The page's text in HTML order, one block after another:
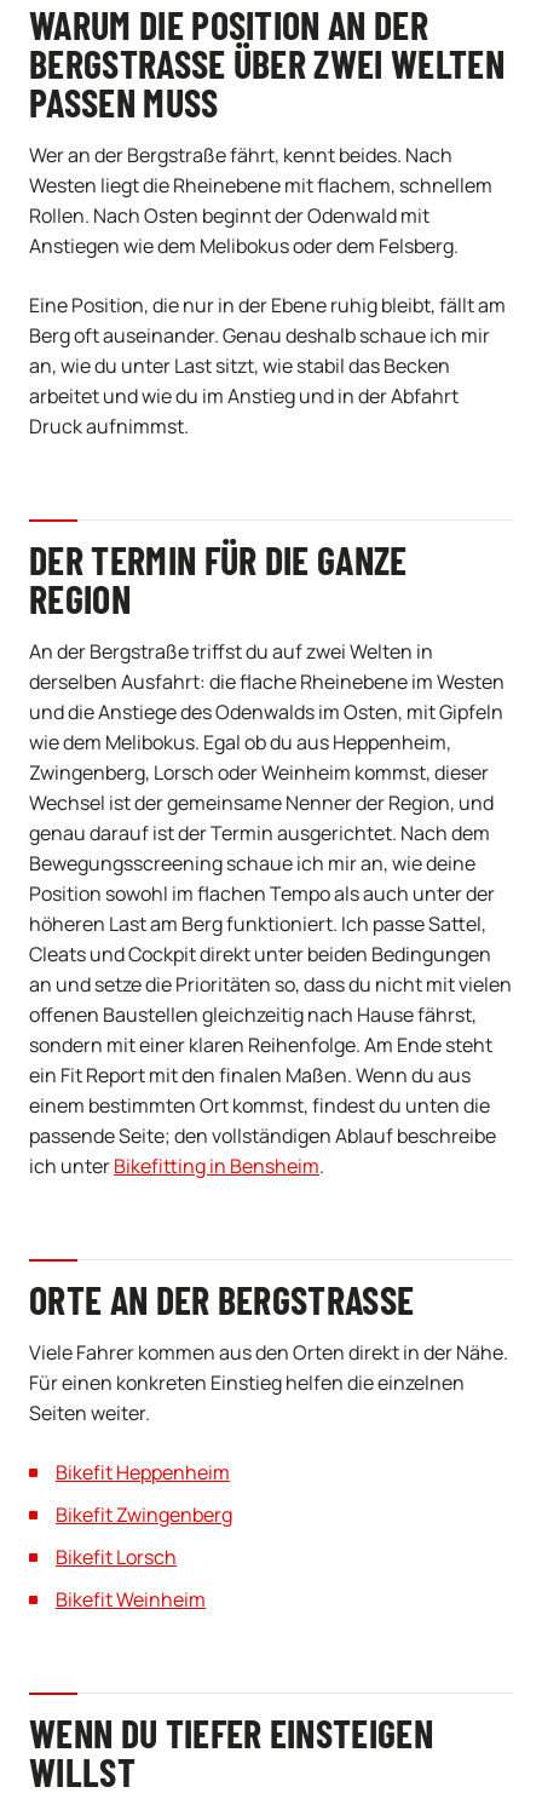
WARUM DIE POSITION AN DER
BERGSTRASSE ÜBER ZWEI WELTEN P
ASSEN MUSS
Wer an der Bergstraße fährt, kennt beides. Nach
Westen liegt die Rheinebene mit flachem, schnellem
Rollen. Nach Osten beginnt der Odenwald mit
Anstiegen wie dem Melibokus oder dem Felsberg.
Eine Position, die nur in der Ebene ruhig bleibt, fällt am
Berg oft auseinander. Genau deshalb schaue ich mir
an, wie du unter Last sitzt, wie stabil das Becken
arbeitet und wie du im Anstieg und in der Abfahrt
Druck aufnimmst.
DER TERMIN FÜR DIE GANZE
REGION
An der Bergstraße triffst du auf zwei Welten in
derselben Ausfahrt: die flache Rheinebene im Westen
und die Anstiege des Odenwalds im Osten, mit Gipfeln
wie dem Melibokus. Egal ob du aus Heppenheim,
Zwingenberg, Lorsch oder Weinheim kommst, dieser
Wechsel ist der gemeinsame Nenner der Region, und
genau darauf ist der Termin ausgerichtet. Nach dem
Bewegungsscreening schaue ich mir an, wie deine
Position sowohl im flachen Tempo als auch unter der
höheren Last am Berg funktioniert. Ich passe Sattel,
Cleats und Cockpit direkt unter beiden Bedingungen
an und setze die Prioritäten so, dass du nicht mit vielen
offenen Baustellen gleichzeitig nach Hause fährst,
sondern mit einer klaren Reihenfolge. Am Ende steht
ein Fit Report mit den finalen Maßen. Wenn du aus
einem bestimmten Ort kommst, findest du unten die
passende Seite; den vollständigen Ablauf beschreibe
ich unterBikefitting in Bensheim.
ORTE AN DER BERGSTRASSE
Viele Fahrer kommen aus den Orten direkt in der Nähe.
Für einen konkreten Einstieg helfen die einzelnen
Seiten weiter.
Bikefit Heppenheim
Bikefit Zwingenberg
Bikefit Lorsch
Bikefit Weinheim
WENN DU TIEFER EINSTEIGEN
WILLST